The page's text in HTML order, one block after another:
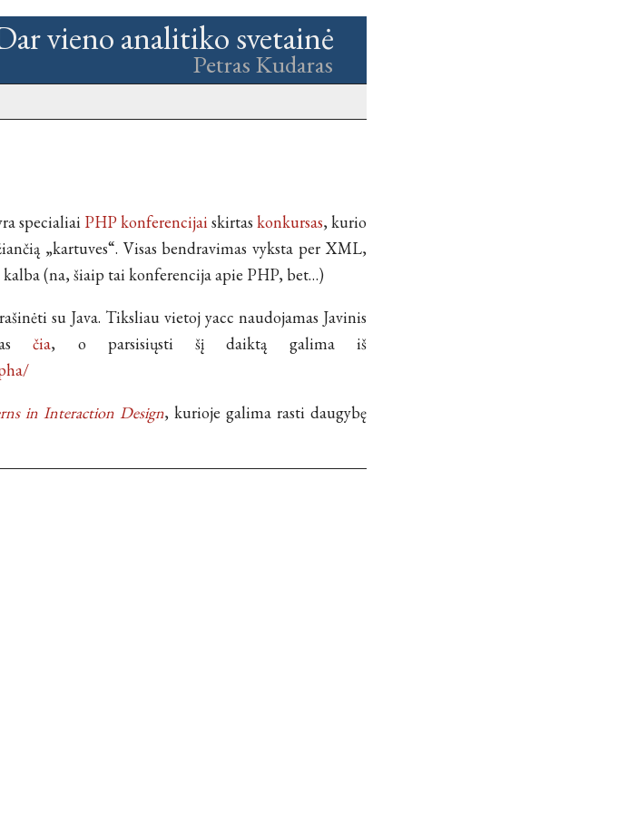
vieno analitiko svetainė
Petras Kudaras
specialiai PHP konferencijaiskirtas konkursas, kurio
„kartuves“. Visas bendravimas vyksta per XML,
(na, šiaip tai konferencija apie PHP, bet…)
su Java. Tiksliau vietoj yacc naudojamas Javinis
čia, o parsisiųsti šį daiktą galima iš
in Interaction Design, kurioje galima rasti daugybę